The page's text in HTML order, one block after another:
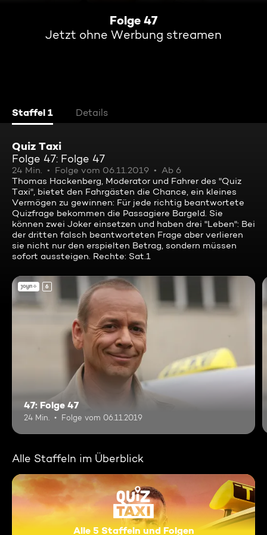
Folge 47
Jetzt ohne Werbung streamen
Staffel 1 Details
Quiz Taxi
Folge 47: Folge 47
24 Min. Folge vom 06.11.2019
Ab 6
Thomas Hackenberg, Moderator und Fahrer des "Quiz
Taxi", bietet den Fahrgästen die Chance, ein kleines
Vermögen zu gewinnen: Für jede richtig beantwortete
Quizfrage bekommen die Passagiere Bargeld. Sie
können zwei Joker einsetzen und haben drei "Leben": Bei
der dritten falsch beantworteten Frage aber verlieren
sie nicht nur den erspielten Betrag, sondern müssen
sofort aussteigen. Rechte: Sat.1
6
47: Folge 47
24 Min. Folge vom 06.11.2019
Alle Staffeln im Überblick
Alle 5 Staffeln und Folgen